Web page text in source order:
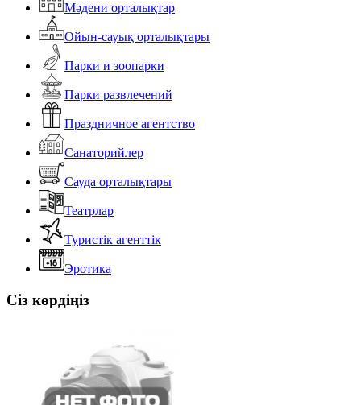
Мәдени орталықтар
Ойын-сауық орталықтары
Парки и зоопарки
Парки развлечений
Праздничное агентство
Санаторийлер
Сауда орталықтары
Театрлар
Туристік агенттік
Эротика
Сіз көрдіңіз